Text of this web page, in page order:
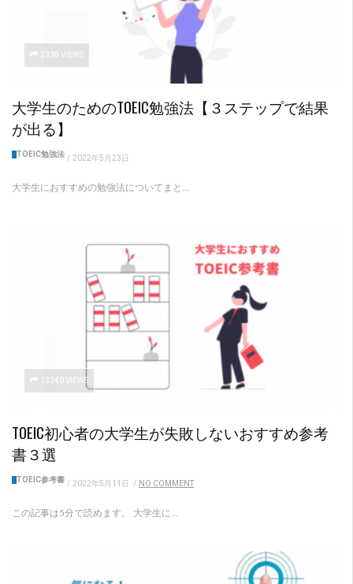
2338 VIEWS
大学生のためのTOEIC勉強法【３ステップで結果
が出る】
TOEIC勉強法 / 2022年5月23日
大学生におすすめの勉強法についてまと...
13340 VIEWS
TOEIC初心者の大学生が失敗しないおすすめ参考
書３選
TOEIC参考書 / 2022年5月11日 / NO COMMENT
この記事は5分で読めます。 大学生に...